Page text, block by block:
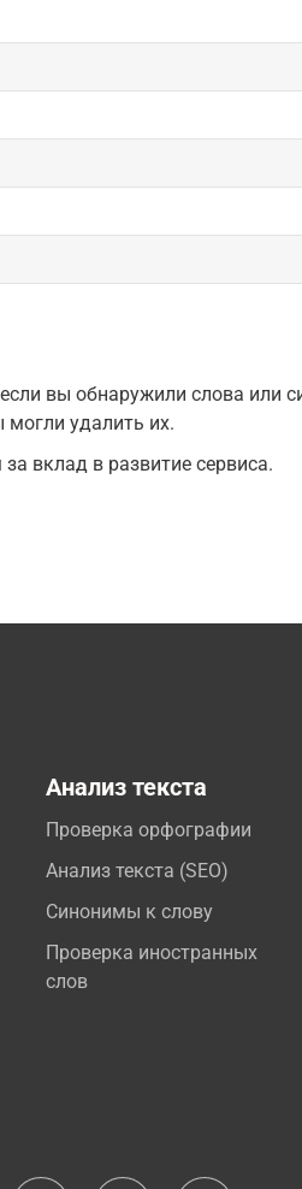
вы обнаружили слова или
удалить их.
вклад в развитие сервиса.
Анализ текста
Проверка орфографии
Анализ текста (SEO)
Синонимы к слову
Проверка иностранных
слов